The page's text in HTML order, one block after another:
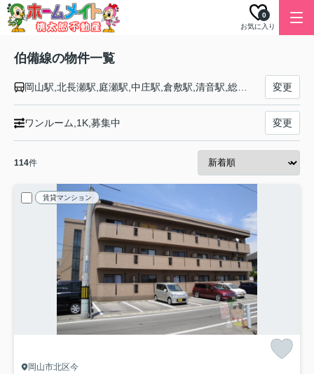
お気に入り
0
伯備線の物件一覧
変更
ワンルーム,1K,募集中 変更
114件
賃貸マンション
岡山市北区今